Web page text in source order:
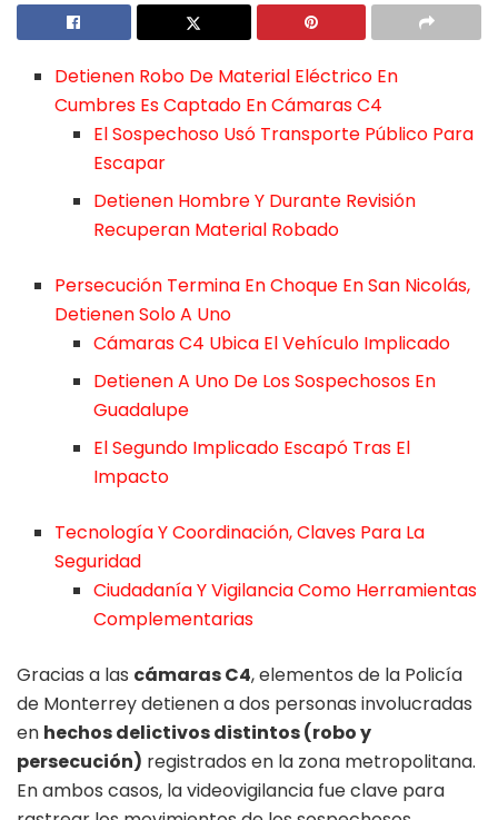
Detienen Robo De Material Eléctrico En
Cumbres Es Captado En Cámaras C4
El Sospechoso Usó Transporte Público Para
Escapar
Detienen Hombre Y Durante Revisión
Recuperan Material Robado
Persecución Termina En Choque En San Nicolás,
Detienen Solo A Uno
Cámaras C4 Ubica El Vehículo Implicado
Detienen A Uno De Los Sospechosos En
Guadalupe
El Segundo Implicado Escapó Tras El
Impacto
Tecnología Y Coordinación, Claves Para La
Seguridad
Ciudadanía Y Vigilancia Como Herramientas
Complementarias
Gracias a las cámaras C4, elementos de la Policía
de Monterrey detienen a dos personas involucradas
en hechos delictivos distintos (robo y
persecución) registrados en la zona metropolitana.
En ambos casos, la videovigilancia fue clave para